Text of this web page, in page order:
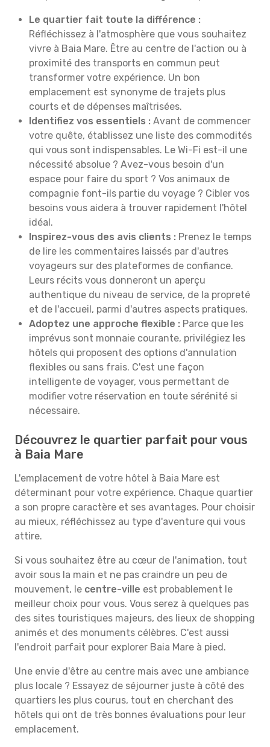
Le quartier fait toute la différence :
Réfléchissez à l'atmosphère que vous souhaitez
vivre à Baia Mare. Être au centre de l'action ou à
proximité des transports en commun peut
transformer votre expérience. Un bon
emplacement est synonyme de trajets plus
courts et de dépenses maîtrisées.
Identifiez vos essentiels : Avant de commencer
votre quête, établissez une liste des commodités
qui vous sont indispensables. Le Wi-Fi est-il une
nécessité absolue ? Avez-vous besoin d'un
espace pour faire du sport ? Vos animaux de
compagnie font-ils partie du voyage ? Cibler vos
besoins vous aidera à trouver rapidement l'hôtel
idéal.
Inspirez-vous des avis clients : Prenez le temps
de lire les commentaires laissés par d'autres
voyageurs sur des plateformes de confiance.
Leurs récits vous donneront un aperçu
authentique du niveau de service, de la propreté
et de l'accueil, parmi d'autres aspects pratiques.
Adoptez une approche flexible : Parce que les
imprévus sont monnaie courante, privilégiez les
hôtels qui proposent des options d'annulation
flexibles ou sans frais. C'est une façon
intelligente de voyager, vous permettant de
modifier votre réservation en toute sérénité si
nécessaire.
Découvrez le quartier parfait pour vous
à Baia Mare
L'emplacement de votre hôtel à Baia Mare est
déterminant pour votre expérience. Chaque quartier
a son propre caractère et ses avantages. Pour choisir
au mieux, réfléchissez au type d'aventure qui vous
attire.
Si vous souhaitez être au cœur de l'animation, tout
avoir sous la main et ne pas craindre un peu de
mouvement, le centre-ville est probablement le
meilleur choix pour vous. Vous serez à quelques pas
des sites touristiques majeurs, des lieux de shopping
animés et des monuments célèbres. C'est aussi
l'endroit parfait pour explorer Baia Mare à pied.
Une envie d'être au centre mais avec une ambiance
plus locale ? Essayez de séjourner juste à côté des
quartiers les plus courus, tout en cherchant des
hôtels qui ont de très bonnes évaluations pour leur
emplacement.